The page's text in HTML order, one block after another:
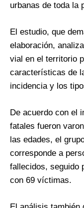
urbanas de toda la
El estudio, que
elaboración,
vial en el territorio
características de
incidencia y los
De acuerdo con el
fatales fueron
las edades, el
corresponde a
fallecidos, seguido
con 69 víctimas.